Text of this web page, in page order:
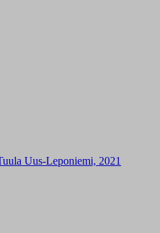
Uus-Leponiemi, 2021